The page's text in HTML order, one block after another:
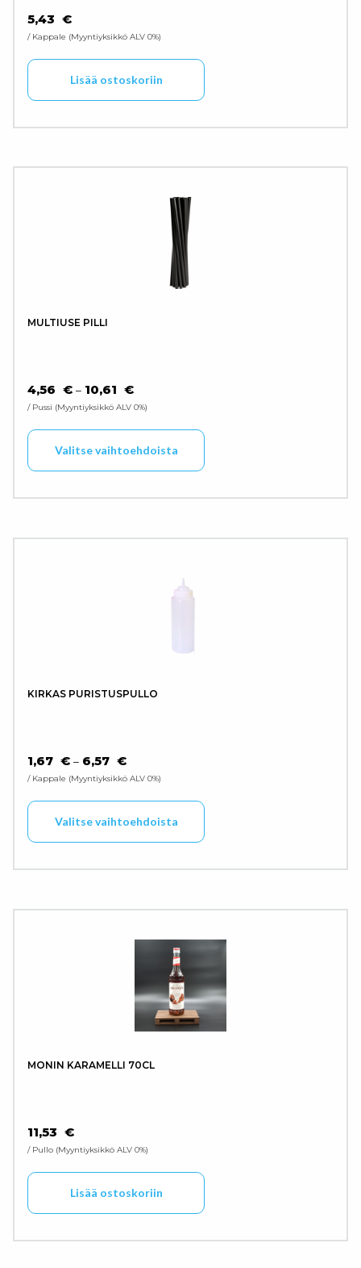
5,43 €
/ Kappale Myyntiyksikkö ALV 0%
Lisää ostoskoriin
MULTIUSE PILLI
4,56 € – 10,61 €HINTALUOKKA: 4,56 € - 10,61 €
/ Pussi Myyntiyksikkö ALV 0%
Valitse vaihtoehdoista
KIRKAS PURISTUSPULLO
1,67 € – 6,57 €HINTALUOKKA: 1,67 € - 6,57 €
/ Kappale Myyntiyksikkö ALV 0%
Valitse vaihtoehdoista
MONIN KARAMELLI 70CL
11,53 €
/ Pullo Myyntiyksikkö ALV 0%
Lisää ostoskoriin